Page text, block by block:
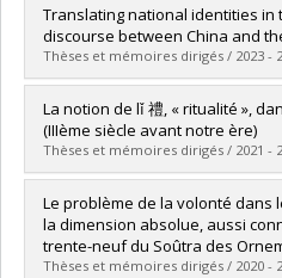
Diplômé(e) :Jean-Bressani,
Cycle :Maîtrise
Diplôme obtenu :M.A.
Lien vers le document dans
Translating national identities in
discourse between China and
Thèses et mémoires dirigés / 2023 -
Diplômé(e) :Zheng, Xinnian
Cycle : Doctorat
Diplôme obtenu :Ph. D.
Lien vers le document dans
La notion de lǐ 禮, « ritualité »,
(IIIème siècle avant notre ère)
Thèses et mémoires dirigés / 2021 -
Diplômé(e) :Fredette-Lussier,
Cycle :Maîtrise
Diplôme obtenu :M.A.
Lien vers le document dans
Le problème de la volonté dans
la dimension absolue, aussi
trente-neuf du Soûtra des
Thèses et mémoires dirigés / 2020 -